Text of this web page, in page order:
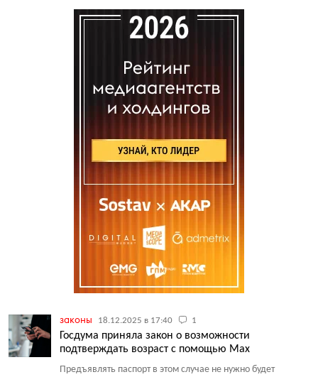
законы 18.12.2025 в 17:40 1
Госдума приняла закон о возможности
подтверждать возраст с помощью Max
Предъявлять паспорт в этом случае не нужно будет